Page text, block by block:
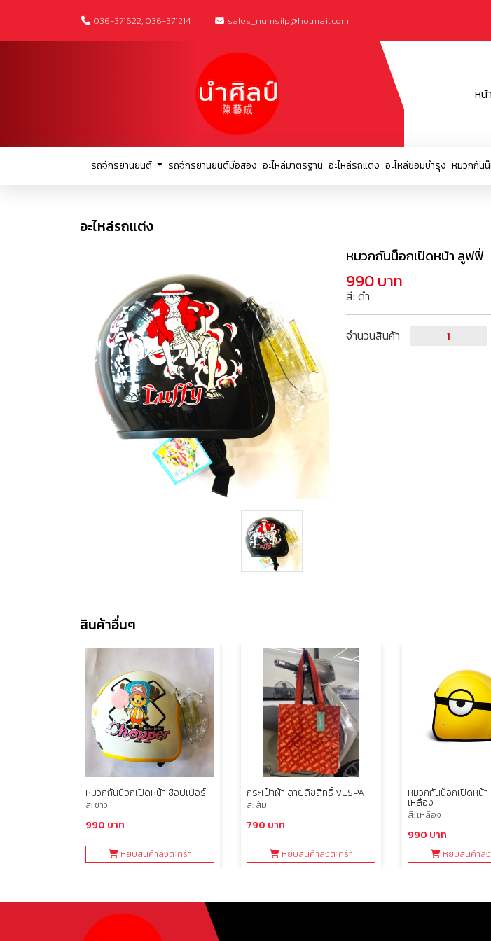
036-371622, 036-371214 sales_numsilp@hotmail.com
หน้
รถจักรยานยนต์ รถจักรยานยนต์มือสอง อะไหล่มาตรฐาน อะไหล่รถแต่ง อะไหล่ซ่อมบำรุง หมวกกัน
อะไหล่รถแต่ง
หมวกกันน็อกเปิดหน้า ลูฟฟี่
990 บาท
สี: ดำ
จำนวนสินค้า
สินค้าอื่นๆ
หมวกกันน็อกเปิดหน้า ช็อปเปอร์
สี: ขาว
990 บาท
หยิบสินค้าลงตะกร้า
กระเป๋าผ้า ลายลิขสิทธิ์ VESPA
สี: ส้ม
790 บาท
หยิบสินค้าลงตะกร้า
หมวกกันน็อกเปิดหน้า
เหลือง
สี: เหลือง
990 บาท
หยิบสินค้าลง